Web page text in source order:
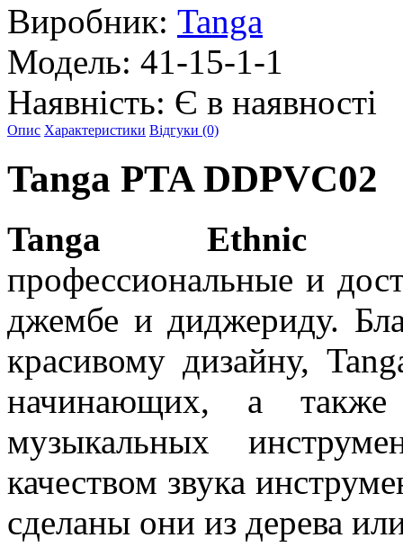
Виробник: Tanga
Модель: 41-15-1-1
Наявність: Є в наявності
Опис Характеристики Відгуки (0)
Tanga PTA DDPVC02
Tanga Ethnic
профессиональные и
джембе и диджериду.
красивому дизайну,
начинающих, а также
музыкальных
качеством звука
сделаны они из дерева